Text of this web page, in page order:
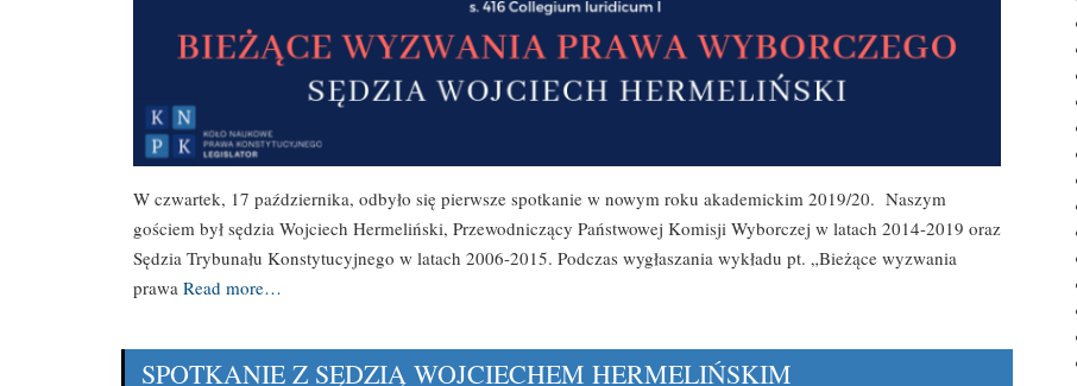
W czwartek, 17 października, odbyło się pierwsze spotkanie w nowym roku akademickim 2019/20. Naszym
gościem był sędzia Wojciech Hermeliński, Przewodniczący Państwowej Komisji Wyborczej w latach 2014-2019 oraz
Sędzia Trybunału Konstytucyjnego w latach 2006-2015. Podczas wygłaszania wykładu pt. „Bieżące wyzwania
prawa Read more…
SPOTKANIE Z SĘDZIĄ WOJCIECHEM HERMELIŃSKIM